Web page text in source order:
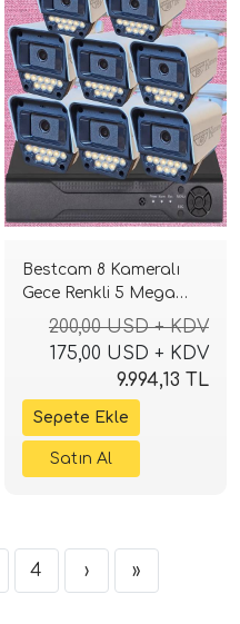
Bestcam 8 Kameralı
Gece Renkli 5 Mega
Piksel Sony Lensli 4K
Güvenlik Sistemi
200,00 USD + KDV
175,00 USD + KDV
9.994,13 TL
4 › »